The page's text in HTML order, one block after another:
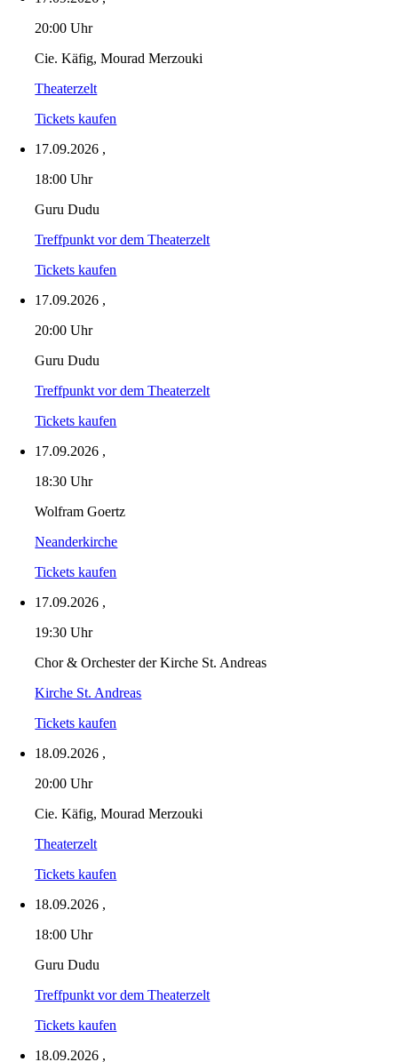
20:00 Uhr
Cie. Käfig, Mourad Merzouki
Theaterzelt
Tickets kaufen
17.09.2026 ,
18:00 Uhr
Guru Dudu
Treffpunkt vor dem Theaterzelt
Tickets kaufen
17.09.2026 ,
20:00 Uhr
Guru Dudu
Treffpunkt vor dem Theaterzelt
Tickets kaufen
17.09.2026 ,
18:30 Uhr
Wolfram Goertz
Neanderkirche
Tickets kaufen
17.09.2026 ,
19:30 Uhr
Chor & Orchester der Kirche St. Andreas
Kirche St. Andreas
Tickets kaufen
18.09.2026 ,
20:00 Uhr
Cie. Käfig, Mourad Merzouki
Theaterzelt
Tickets kaufen
18.09.2026 ,
18:00 Uhr
Guru Dudu
Treffpunkt vor dem Theaterzelt
Tickets kaufen
18.09.2026 ,